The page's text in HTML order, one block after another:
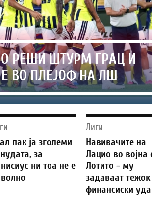
РЕШИ ШТУРМ ГРАЦ И
ВО ПЛЕЈОФ НА ЛШ
пак ја зголеми
за
ни тоа не е
Лиги
Навивачите на
Лацио во војна
Лотито - му
задаваат тежок
финансиски